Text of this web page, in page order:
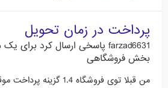
پرداخت در زمان تحویل
farzad6631 پاسخی ارسال کرد برای
بخش فروشگاهی
من قبلا توی فروشگاه 1.4